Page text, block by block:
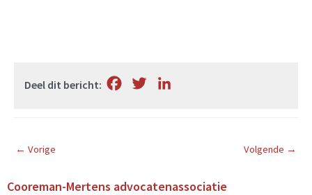
Deel dit bericht:
o
e
← Vorige Volgende →
Cooreman-Mertens advocatenassociatie